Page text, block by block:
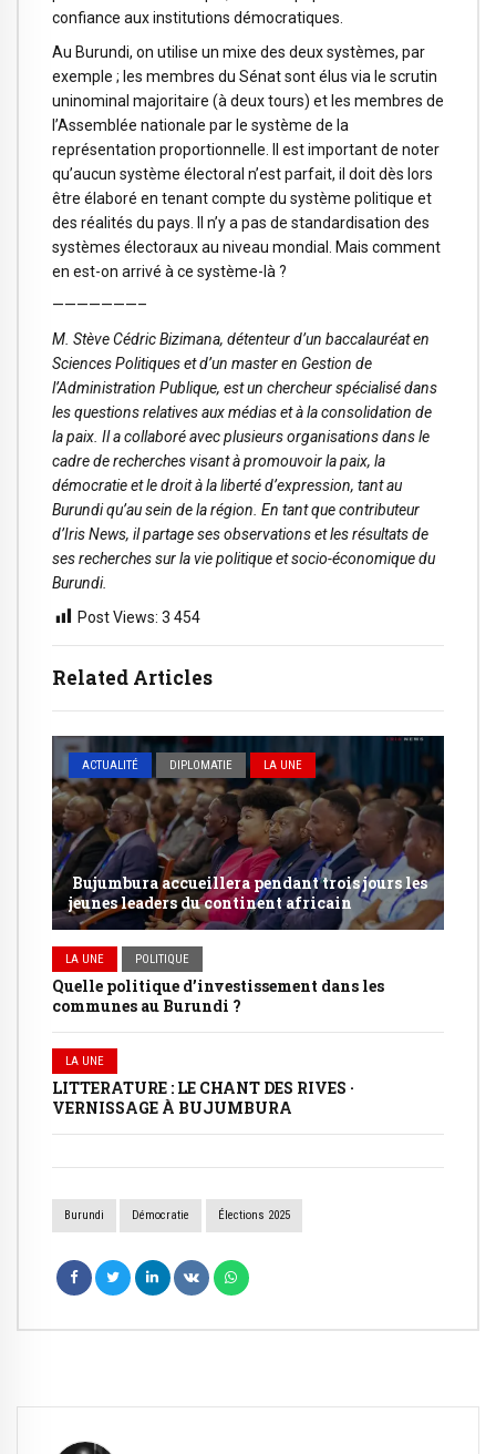
Related Articles
ACTUALITÉ DIPLOMATIE LA UNE
Bujumbura accueillera pendant trois jours les
jeunes leaders du continent africain
LA UNE POLITIQUE
Quelle politique d’investissement dans les
communes au Burundi ?
LA UNE
LITTERATURE : LE CHANT DES RIVES ·
VERNISSAGE À BUJUMBURA
confiance aux institutions démocratiques.
Au Burundi, on utilise un mixe des deux systèmes, par
exemple ; les membres du Sénat sont élus via le scrutin
uninominal majoritaire (à deux tours) et les membres de
l’Assemblée nationale par le système de la
représentation proportionnelle. Il est important de noter
qu’aucun système électoral n’est parfait, il doit dès lors
être élaboré en tenant compte du système politique et
des réalités du pays. Il n’y a pas de standardisation des
systèmes électoraux au niveau mondial. Mais comment
en est-on arrivé à ce système-là ?
———————–
M. Stève Cédric Bizimana, détenteur d’un baccalauréat en
Sciences Politiques et d’un master en Gestion de
l’Administration Publique, est un chercheur spécialisé dans
les questions relatives aux médias et à la consolidation de
la paix. Il a collaboré avec plusieurs organisations dans le
cadre de recherches visant à promouvoir la paix, la
démocratie et le droit à la liberté d’expression, tant au
Burundi qu’au sein de la région. En tant que contributeur
d’Iris News, il partage ses observations et les résultats de
ses recherches sur la vie politique et socio-économique du
Burundi.
Post Views: 3 454
Burundi Démocratie Élections 2025